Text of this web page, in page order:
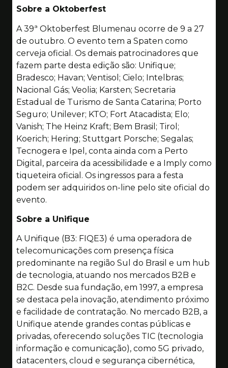
Sobre a Oktoberfest
A 39ª Oktoberfest Blumenau ocorre de 9 a 27
de outubro. O evento tem a Spaten como
cerveja oficial. Os demais patrocinadores que
fazem parte desta edição são: Unifique;
Bradesco; Havan; Ventisol; Cielo; Intelbras;
Nacional Gás; Veolia; Karsten; Secretaria
Estadual de Turismo de Santa Catarina; Porto
Seguro; Unilever; KTO; Fort Atacadista; Elo;
Vanish; The Heinz Kraft; Bem Brasil; Tirol;
Koerich; Hering; Stuttgart Porsche; Segalas;
Tecnogera e Ipel, conta ainda com a Perto
Digital, parceira da acessibilidade e a Imply como
tiqueteira oficial. Os ingressos para a festa
podem ser adquiridos on-line pelo site oficial do
evento.
Sobre a Unifique
A Unifique (B3: FIQE3) é uma operadora de
telecomunicações com presença física
predominante na região Sul do Brasil e um hub
de tecnologia, atuando nos mercados B2B e
B2C. Desde sua fundação, em 1997, a empresa
se destaca pela inovação, atendimento próximo
e facilidade de contratação. No mercado B2B, a
Unifique atende grandes contas públicas e
privadas, oferecendo soluções TIC (tecnologia
informação e comunicação), como 5G privado,
datacenters, cloud e segurança cibernética,